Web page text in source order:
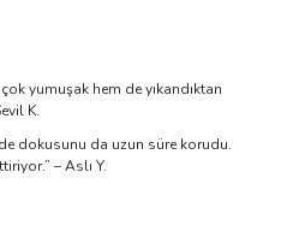
yumuşak hem de yıkandıktan
K.
dokusunu da uzun süre korudu.
– Aslı Y.